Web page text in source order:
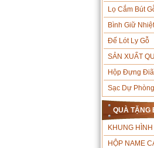
Lọ Cắm Bút
Bình Giữ
Đế Lót Ly Gỗ
SẢN XUẤT
Hộp Đựng
Sạc Dự
QUÀ TẶNG
KHUNG HÌNH
HỘP NAME